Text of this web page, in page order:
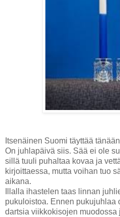
Itsenäinen Suomi täyttää
On juhlapäivä siis. Sää ei ole
sillä tuuli puhaltaa kovaa ja
kirjoittaessa, mutta voihan tuo
aikana.
Illalla ihastelen taas linnan
pukuloistoa. Ennen pukujuhlaa
dartsia viikkokisojen